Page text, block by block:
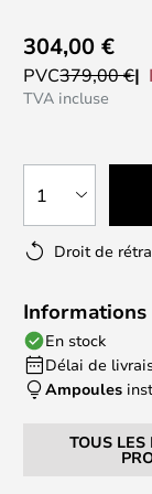
304,00 €
PVC379,00 €
TVA incluse
1
Droit de
En stock
Délai de
Ampoules
TOUS